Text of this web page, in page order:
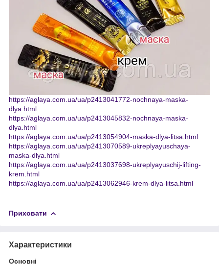
https://aglaya.com.ua/ua/p2413041772-nochnaya-maska-
dlya.html
https://aglaya.com.ua/ua/p2413045832-nochnaya-maska-
dlya.html
https://aglaya.com.ua/ua/p2413054904-maska-dlya-litsa.html
https://aglaya.com.ua/ua/p2413070589-ukreplyayuschaya-
maska-dlya.html
https://aglaya.com.ua/ua/p2413037698-ukreplyayuschij-lifting-
krem.html
https://aglaya.com.ua/ua/p2413062946-krem-dlya-litsa.html
Приховати
Характеристики
Основні